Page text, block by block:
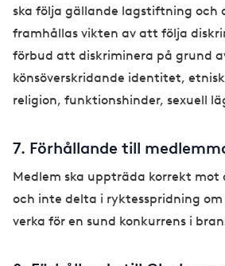
ska följa gällande lagstiftning och
framhållas vikten av att följa
förbud att diskriminera på grund
könsöverskridande identitet,
religion, funktionshinder, sexuell
7. Förhållande till
Medlem ska uppträda korrekt
och inte delta i ryktesspridning om
verka för en sund konkurrens i